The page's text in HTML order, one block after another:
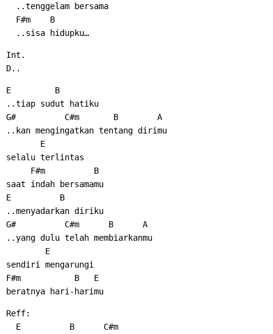
  ..tenggelam bersama
  F#m    B
  ..sisa hidupku…
Int.
D..
E         B
..tiap sudut hatiku
G#          C#m       B        A
..kan mengingatkan tentang dirimu
       E
selalu terlintas
     F#m          B
saat indah bersamamu
E          B
..menyadarkan diriku
G#          C#m      B      A
..yang dulu telah membiarkanmu
        E
sendiri mengarungi
F#m           B   E
beratnya hari-harimu
Reff:
  E          B      C#m